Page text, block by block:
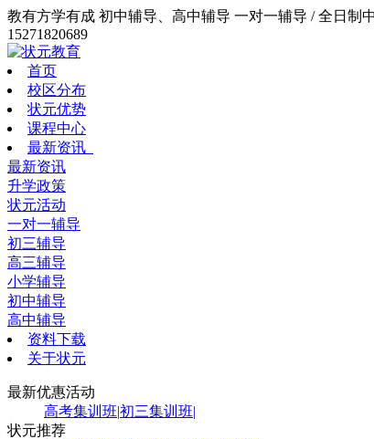
教有方学有成 初中辅导、高中辅导 一对一辅导 / 全日制
15271820689
首页
校区分布
状元优势
课程中心
最新资讯
最新资讯
升学政策
状元活动
一对一辅导
初三辅导
高三辅导
小学辅导
初中辅导
高中辅导
资料下载
关于状元
最新优惠活动
高考集训班|初三集训班|
状元推荐